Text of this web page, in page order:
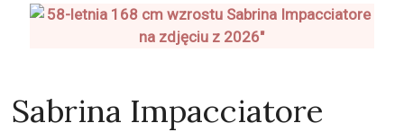
Sabrina Impacciatore